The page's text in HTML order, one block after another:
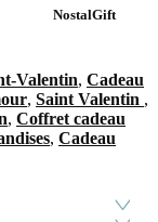
NostalGift
Valentin, Cadeau
, Saint Valentin ,
, Coffret cadeau
, Cadeau